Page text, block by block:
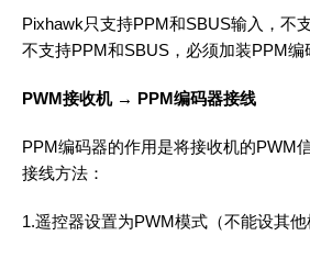
Pixhawk只支持PPM和SBUS输入，不
不支持PPM和SBUS，必须加装PPM编
PWM接收机 → PPM编码器接线
PPM编码器的作用是将接收机的PWM
接线方法：
1.遥控器设置为PWM模式（不能设其他